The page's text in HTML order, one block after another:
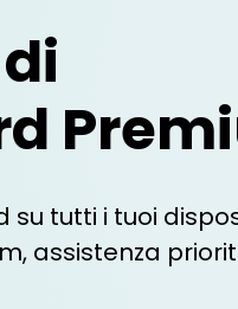
su tutti i tuoi
assistenza